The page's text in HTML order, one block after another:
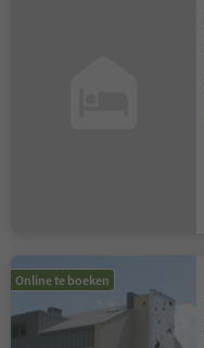
Online te boeken